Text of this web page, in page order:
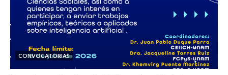
CONVOCATORIAS